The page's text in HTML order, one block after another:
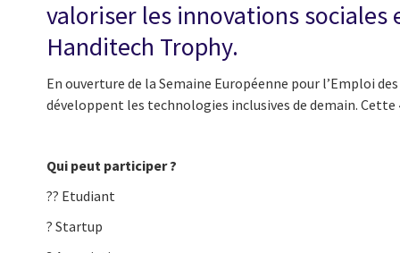
valoriser les innovations
Handitech Trophy.
En ouverture de la Semaine Européenne pour l’Emploi
développent les technologies inclusives de demain.
Qui peut participer ?
?‍? Etudiant
? Startup